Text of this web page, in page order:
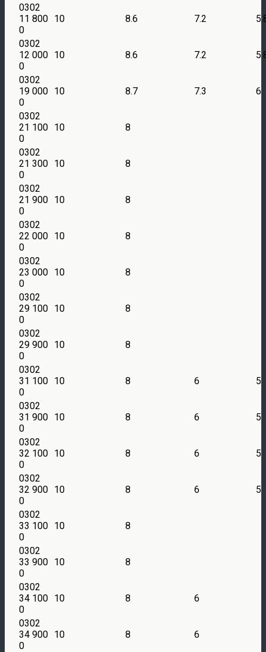
0302
11 800
0
10 8.6 7.2
0302
12 000
0
10 8.6 7.2
0302
19 000
0
10 8.7 7.3 6
0302
21 100
0
10 8
0302
21 300
0
10 8
0302
21 900
0
10 8
0302
22 000
0
10 8
0302
23 000
0
10 8
0302
29 100
0
10 8
0302
29 900
0
10 8
0302
31 100
0
10 8 6 5
0302
31 900
0
10 8 6 5
0302
32 100
0
10 8 6 5
0302
32 900
0
10 8 6 5
0302
33 100
0
10 8
0302
33 900
0
10 8
0302
34 100
0
10 8 6
0302
34 900
0
10 8 6